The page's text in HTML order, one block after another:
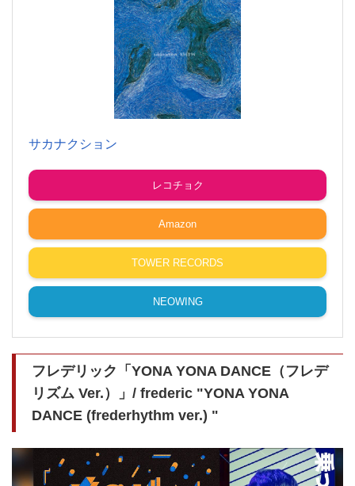
サカナクション
レコチョク
Amazon
TOWER RECORDS
NEOWING
フレデリック「YONA YONA DANCE（フレデ
リズム Ver.）」/ frederic "YONA YONA
DANCE (frederhythm ver.) "